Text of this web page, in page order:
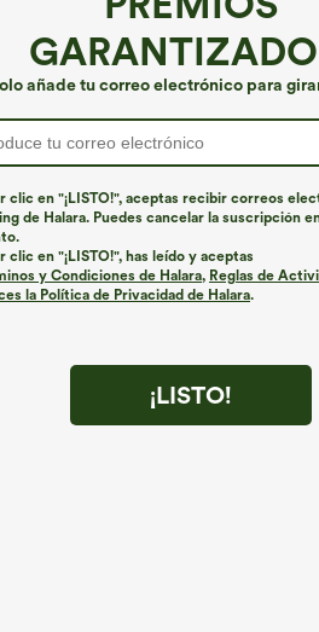
añade tu correo electrónico para
clic en "¡LISTO!", aceptas recibir correos
de Halara. Puedes cancelar la suscripción
clic en "¡LISTO!", has leído y aceptas
y Condiciones de Halara, Reglas de
la Política de Privacidad de Halara.
¡LISTO!